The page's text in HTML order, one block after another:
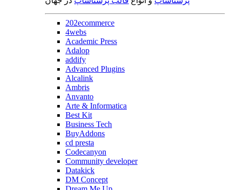
202ecommerce
4webs
Academic Press
Adalop
addify
Advanced Plugins
Alcalink
Ambris
Anvanto
Arte & Informatica
Best Kit
Business Tech
BuyAddons
cd presta
Codecanyon
Community developer
Datakick
DM Concept